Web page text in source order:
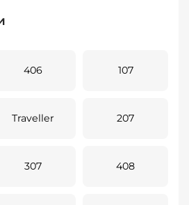
406 107
Traveller 207
307 408